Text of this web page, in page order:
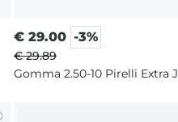
€ 29.00 -3%
€ 29.89
Gomma 2.50-10 Pirelli Extra J